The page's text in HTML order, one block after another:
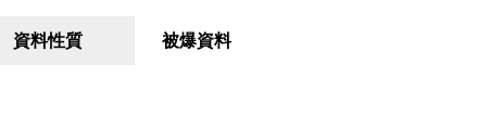
資料性質 被爆資料